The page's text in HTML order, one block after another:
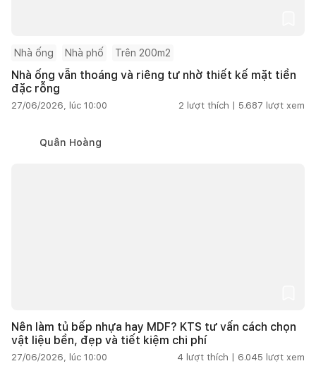
Nhà ống Nhà phố Trên 200m2
Nhà ống vẫn thoáng và riêng tư nhờ thiết kế mặt tiền
đặc rỗng
27/06/2026, lúc 10:00 2 lượt thích | 5.687 lượt xem
Quân Hoàng
Nên làm tủ bếp nhựa hay MDF? KTS tư vấn cách chọn
vật liệu bền, đẹp và tiết kiệm chi phí
27/06/2026, lúc 10:00 4 lượt thích | 6.045 lượt xem